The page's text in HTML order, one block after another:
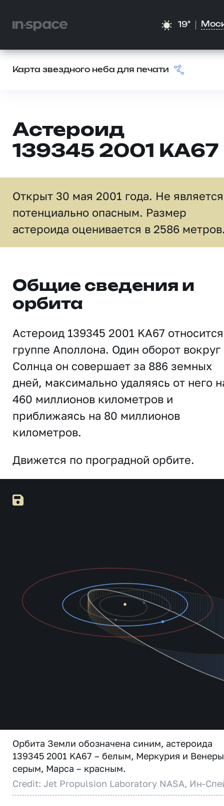
19°
Карта звездного неба для печати
Астероид
139345 2001 KA67
Открыт 30 мая 2001 года. Не является
потенциально опасным. Размер
астероида оценивается в 2586
Общие сведения и
орбита
Астероид 139345 2001 KA67
группе Аполлона. Один оборот вокруг
Солнца он совершает за 886 земных
дней, максимально удаляясь от него
460 миллионов километров и
приближаясь на 80 миллионов
километров.
Движется по проградной орбите.
Орбита Земли обозначена синим, астероида
139345 2001 KA67 – белым, Меркурия и
серым, Марса – красным.
Credit: Jet Propulsion Laboratory NASA, Ин-